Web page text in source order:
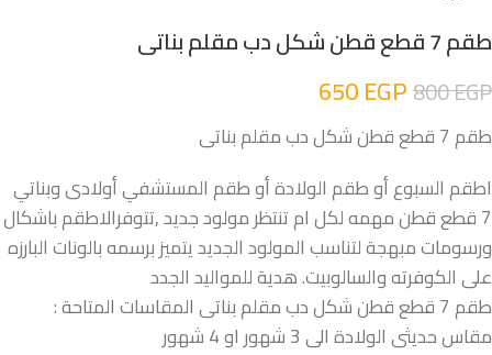
طقم 7 قطع قطن شكل دب مقلم بناتى
800EGP
650EGP
طقم 7 قطع قطن شكل دب مقلم بناتى
اطقم السبوع أو طقم الولادة أو طقم المستشفي أولادى وبناتي
7 قطع قطن مهمه لكل ام تنتظر مولود جديد ,تتوفرالاطقم باشكال
ورسومات مبهجة لتناسب المولود الجديد يتميز برسمه بالونات البارزه
على الكوفرته والسالوبيت. هدية للمواليد الجدد
طقم 7 قطع قطن شكل دب مقلم بناتى المقاسات المتاحة :
مقاس حديثى الولادة الى 3 شهور او 4 شهور